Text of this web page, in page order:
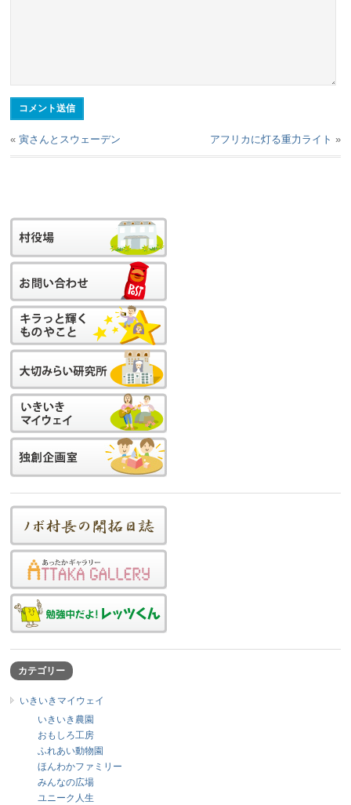
«寅さんとスウェーデン アフリカに灯る重力ライト »
カテゴリー
いきいきマイウェイ
いきいき農園
おもしろ工房
ふれあい動物園
ほんわかファミリー
みんなの広場
ユニーク人生